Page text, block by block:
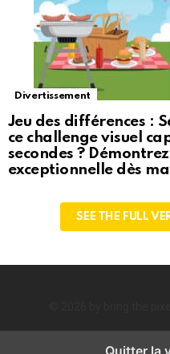
Divertissement
Jeu des différences :
ce challenge visuel
secondes ?
exceptionnelle dès
SEE THE FULL